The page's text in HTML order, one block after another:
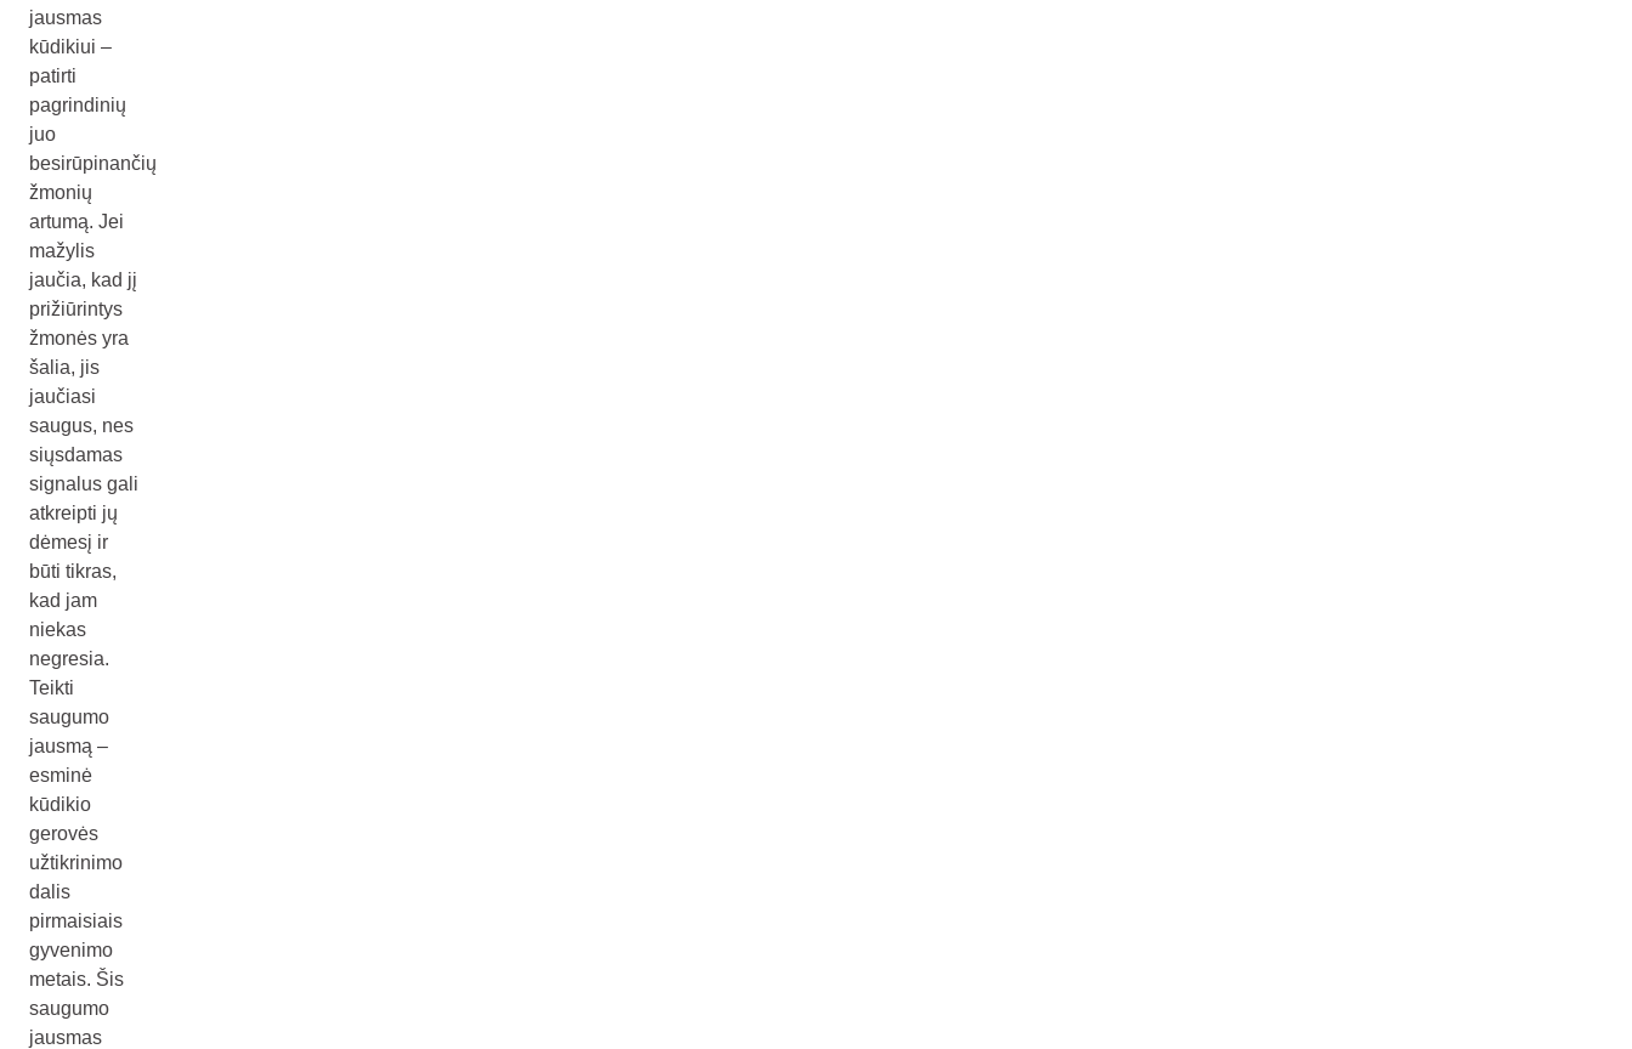
jausmas
kūdikiui –
patirti
pagrindinių
juo
besirūpinančių
žmonių
artumą. Jei
mažylis
jaučia, kad jį
prižiūrintys
žmonės yra
šalia, jis
jaučiasi
saugus, nes
siųsdamas
signalus gali
atkreipti jų
dėmesį ir
būti tikras,
kad jam
niekas
negresia.
Teikti
saugumo
jausmą –
esminė
kūdikio
gerovės
užtikrinimo
dalis
pirmaisiais
gyvenimo
metais. Šis
saugumo
jausmas